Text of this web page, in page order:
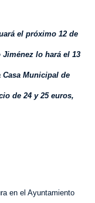
el próximo 12 de
lo hará el 13
Municipal de
de 24 y 25 euros,
en el Ayuntamiento